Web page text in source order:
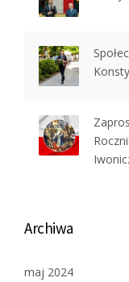
Archiwa
maj 2024